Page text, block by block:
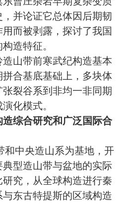
并论证它总体因后期韧
而被剥露，探讨了我国
造特征。
山带前寒武纪构造基本
合基底基础上，多块体
裂谷系到非均一非同期
化模式。
综合研究和广泛国际合
和中央造山系为基地，开
典型造山带与盆地的实际
究，从全球构造进行秦
东古特提斯的区域构造